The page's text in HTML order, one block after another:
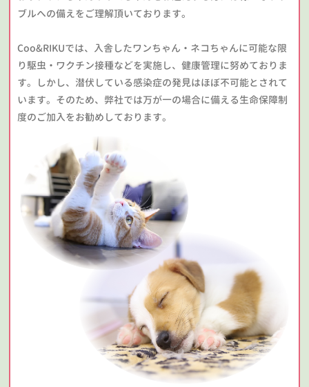
ブルへの備えをご理解頂いております。
Coo&RIKUでは、入舎したワンちゃん・ネコちゃんに可能な限
り駆虫・ワクチン接種などを実施し、健康管理に努めておりま
す。しかし、潜伏している感染症の発見はほぼ不可能とされて
います。そのため、弊社では万が一の場合に備える生命保障制
度のご加入をお勧めしております。